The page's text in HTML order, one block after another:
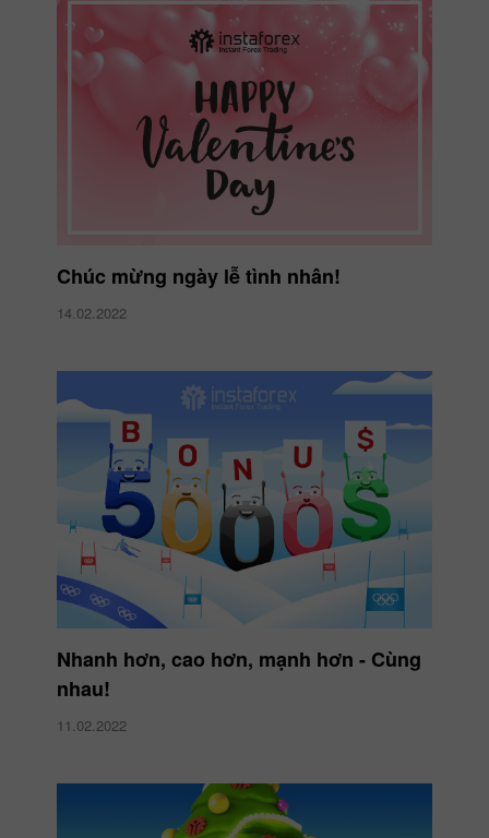
Chúc mừng ngày lễ tình nhân!
14.02.2022
Nhanh hơn, cao hơn, mạnh hơn - Cùng
nhau!
11.02.2022